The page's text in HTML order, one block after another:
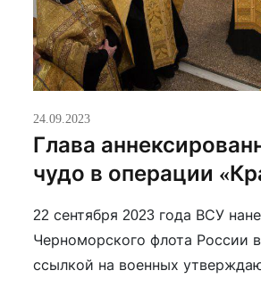
24.09.2023
Глава
чудо в операции
22 сентября 2023 года ВСУ
Черноморского флота России
ссылкой на военных